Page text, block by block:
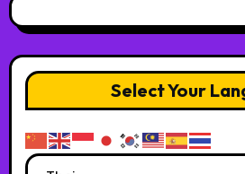
Select Your